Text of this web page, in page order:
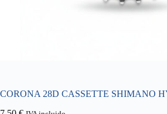
CORONA 28D CASSETTE SHIMANO